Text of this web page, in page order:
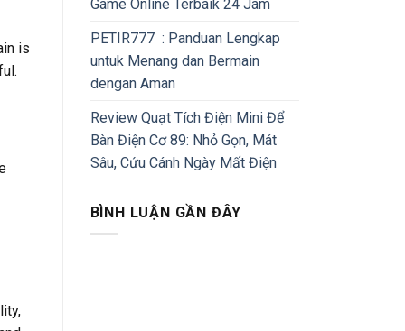
is
Game Online Terbaik 24 Jam
PETIR777 : Panduan Lengkap
untuk Menang dan Bermain
dengan Aman
Review Quạt Tích Điện Mini Để
Bàn Điện Cơ 89: Nhỏ Gọn, Mát
Sâu, Cứu Cánh Ngày Mất Điện
BÌNH LUẬN GẦN ĐÂY